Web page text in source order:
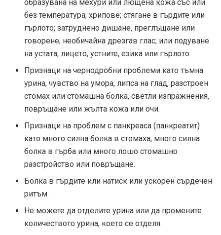
образувана на мехури или лющена кожа със или
без температура; хрипове; стягане в гърдите или
гърлото; затруднено дишане, преглъщане или
говорене; необичайна дрезгав глас; или подуване
на устата, лицето, устните, езика или гърлото.
Признаци на чернодробни проблеми като тъмна
урина, чувство на умора, липса на глад, разстроен
стомах или стомашна болка, светли изпражнения,
повръщане или жълта кожа или очи.
Признаци на проблем с панкреаса (панкреатит)
като много силна болка в стомаха, много силна
болка в гърба или много лошо стомашно
разстройство или повръщане.
Болка в гърдите или натиск или ускорен сърдечен
ритъм.
Не можете да отделите урина или да промените
количеството урина, което се отделя.